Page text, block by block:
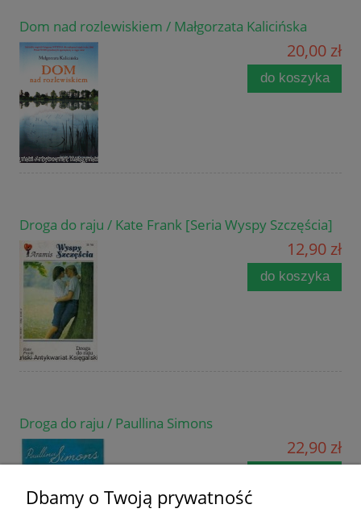
Dom nad rozlewiskiem / Małgorzata Kalicińska
20,00 zł
do koszyka
Droga do raju / Kate Frank [Seria Wyspy Szczęścia]
12,90 zł
do koszyka
Droga do raju / Paullina Simons
22,90 zł
Dbamy o Twoją prywatność